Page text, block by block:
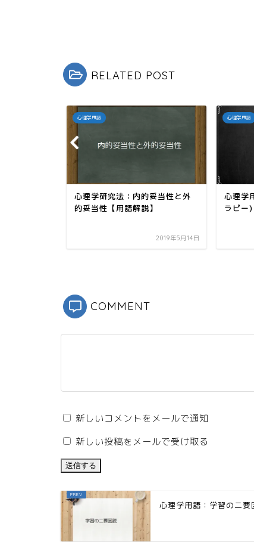
e
r
で
共
新
し
い
ィ
ン
ド
ま
す
)
る
に
ッ
ク
し
だ
さ
い
ウ
ィ
ン
ま
RELATED POST
心理学用語
心理学研究法：内的妥当性と外
的妥当性【用語解説】
2019年5月14日
心理学用語
心理学
ラピー)
COMMENT
新しいコメントをメールで通知
新しい投稿をメールで受け取る
心理学用語：学習の二要